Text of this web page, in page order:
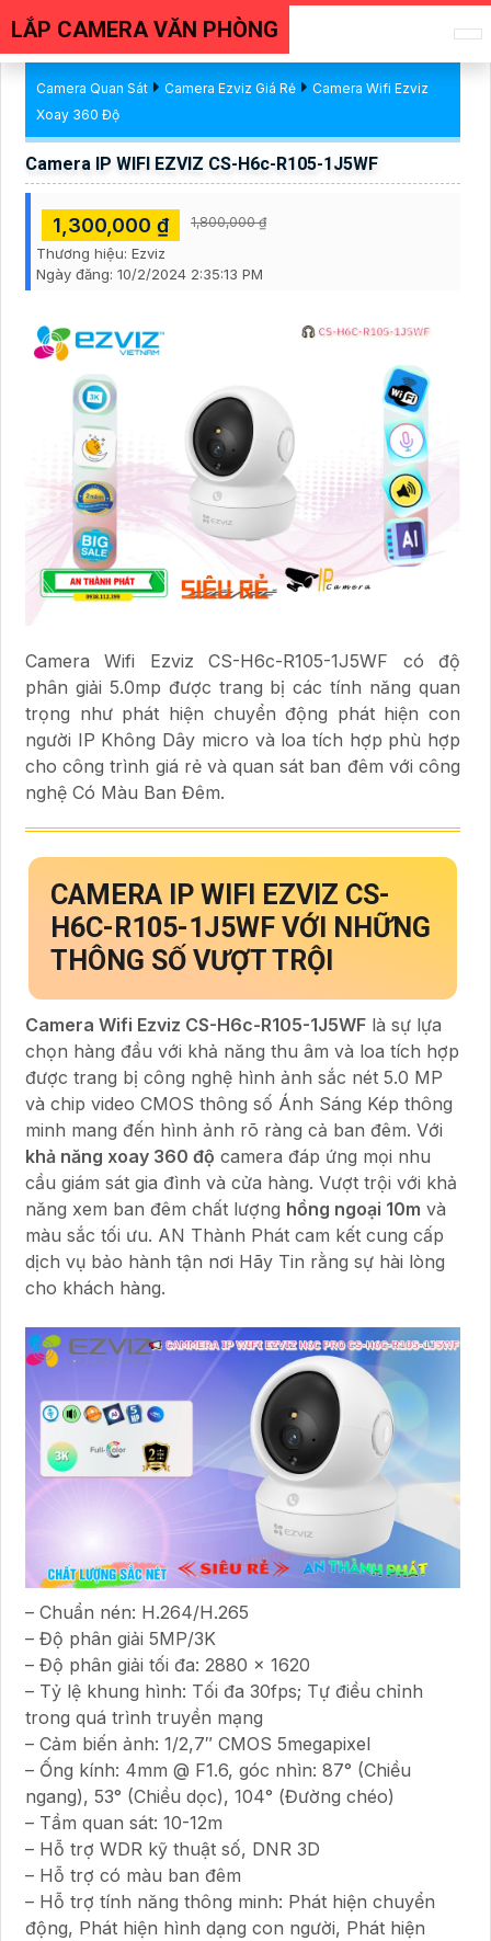
LẮP CAMERA VĂN PHÒNG
Camera Quan Sát Camera Ezviz Giá Rẻ
Camera Wifi Ezviz
Xoay 360 Độ
Camera IP WIFI EZVIZ CS-H6c-R105-1J5WF
1,300,000 ₫ 1,800,000 ₫
Thương hiệu: Ezviz
Ngày đăng: 10/2/2024 2:35:13 PM
Camera Wifi Ezviz CS-H6c-R105-1J5WF có độ
phân giải 5.0mp được trang bị các tính năng quan
trọng như phát hiện chuyển động phát hiện con
người IP Không Dây micro và loa tích hợp phù hợp
cho công trình giá rẻ và quan sát ban đêm với công
nghệ Có Màu Ban Đêm.
CAMERA IP WIFI EZVIZ CS-
H6C-R105-1J5WF VỚI NHỮNG
THÔNG SỐ VƯỢT TRỘI
Camera Wifi Ezviz CS-H6c-R105-1J5WF là sự lựa
chọn hàng đầu với khả năng thu âm và loa tích hợp
được trang bị công nghệ hình ảnh sắc nét 5.0 MP
và chip video CMOS thông số Ánh Sáng Kép thông
minh mang đến hình ảnh rõ ràng cả ban đêm. Với
khả năng xoay 360 độ camera đáp ứng mọi nhu
cầu giám sát gia đình và cửa hàng. Vượt trội với khả
năng xem ban đêm chất lượng hồng ngoại 10m và
màu sắc tối ưu. AN Thành Phát cam kết cung cấp
dịch vụ bảo hành tận nơi Hãy Tin rằng sự hài lòng
cho khách hàng.
– Chuẩn nén: H.264/H.265
– Độ phân giải 5MP/3K
– Độ phân giải tối đa: 2880 × 1620
– Tỷ lệ khung hình: Tối đa 30fps; Tự điều chỉnh
trong quá trình truyền mạng
– Cảm biến ảnh: 1/2,7″ CMOS 5megapixel
– Ống kính: 4mm @ F1.6, góc nhìn: 87° (Chiều
ngang), 53° (Chiều dọc), 104° (Đường chéo)
– Tầm quan sát: 10-12m
– Hỗ trợ WDR kỹ thuật số, DNR 3D
– Hỗ trợ có màu ban đêm
– Hỗ trợ tính năng thông minh: Phát hiện chuyển
động, Phát hiện hình dạng con người, Phát hiện